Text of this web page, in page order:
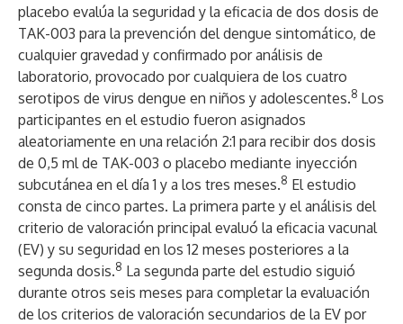
placebo evalúa la seguridad y la eficacia de dos dosis de
TAK-003 para la prevención del dengue sintomático, de
cualquier gravedad y confirmado por análisis de
laboratorio, provocado por cualquiera de los cuatro
serotipos de virus dengue en niños y adolescentes.8 Los
participantes en el estudio fueron asignados
aleatoriamente en una relación 2:1 para recibir dos dosis
de 0,5 ml de TAK-003 o placebo mediante inyección
subcutánea en el día 1 y a los tres meses.8 El estudio
consta de cinco partes. La primera parte y el análisis del
criterio de valoración principal evaluó la eficacia vacunal
(EV) y su seguridad en los 12 meses posteriores a la
segunda dosis.8 La segunda parte del estudio siguió
durante otros seis meses para completar la evaluación
de los criterios de valoración secundarios de la EV por